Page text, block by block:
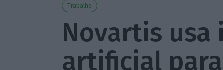
Trabalho
Novartis
artificial